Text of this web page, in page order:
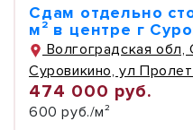
Сдам отдельно
м² в центре г
Волгоградская обл,
Суровикино, ул
474 000 руб.
600 руб./м²